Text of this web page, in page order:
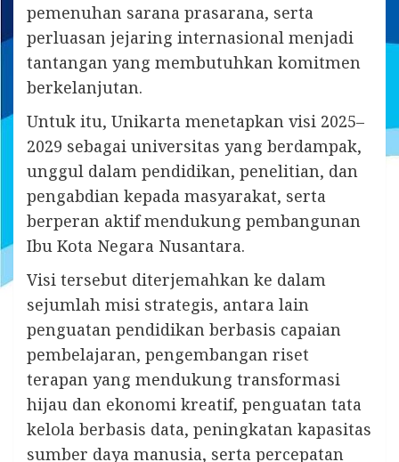
pemenuhan sarana prasarana, serta
perluasan jejaring internasional menjadi
tantangan yang membutuhkan komitmen
berkelanjutan.
Untuk itu, Unikarta menetapkan visi 2025–
2029 sebagai universitas yang berdampak,
unggul dalam pendidikan, penelitian, dan
pengabdian kepada masyarakat, serta
berperan aktif mendukung pembangunan
Ibu Kota Negara Nusantara.
Visi tersebut diterjemahkan ke dalam
sejumlah misi strategis, antara lain
penguatan pendidikan berbasis capaian
pembelajaran, pengembangan riset
terapan yang mendukung transformasi
hijau dan ekonomi kreatif, penguatan tata
kelola berbasis data, peningkatan kapasitas
sumber daya manusia, serta percepatan